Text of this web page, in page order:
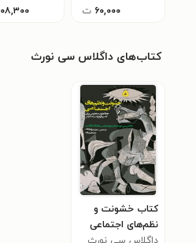
۶۰,۰۰۰ ت
کتاب‌های داگلاس سی نورث
کتاب خشونت و
نظم‌های اجتماعی